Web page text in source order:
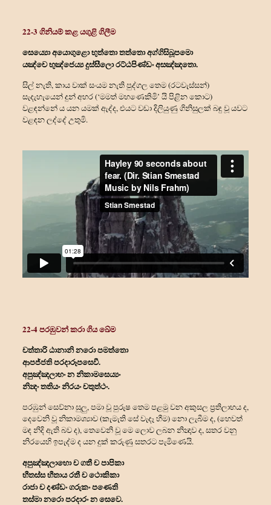
22-3 ගිනියම් කළ යගුළි ගිලීම
සෙය්‍යො අයොගුළො භුත්තො තත්තො අග්ගිසිඛූපමො
යඤ්චෙ භුඤ්ජෙය්‍ය දුස්සීලො රට්ඨපිණ්ඩං අසඤ්ඤතො.
සිල් නැති, කාය වාක් සංයම නැති පුද්ගල තෙම (රටවැස්සන්)
සැදැහැයෙන් දුන් අහර (‘මමත් මහණෙකිමි’ යි පිළින කොට)
වළඳන්නේ ය යන යමක් ඇද්ද, එයට වඩා දිලියුණු ගිනිසුලක් බඳු වූ යවට
වළඳන ලද්දේ උතුමි.
22-4 පරඹුවන් කරා ගිය ඛේම
චත්තාරි ඨානානි නරො පමත්තො
ආපජ්ජති පරදාරූපසෙවී.
අපුඤ්ඤලාභං න නිකාමසෙය්‍යං
නින්‍දං තතියං නිරයං චතුත්‍ථං.
පරඹුන් සෙව්නා සුලු, පමා වූ පුරුෂ තෙම පළමු වන අකුසල ප්‍රතිලාභය ද,
දෙවෙනි වූ නිකාමශ්‍යාව (කැමැති සේ වැදෑ හීම) නො ලැබීම ද, (හෙවත්
මඳ නිදි ඇති බව ද), තෙවෙනි වූ මෙ ලොව ලබන නින්‍දාව ද, සතර වනු
නිරයෙහි ඉපැද්ම ද යන දුක් කරුණු සතරට පැමිණෙයි.
අපුඤ්ඤලාභො ච ගතී ච පාපිකා
භීතස්ස භීතාය රතී ච ථොකිකා
රාජා ච දණ්ඩං ගරුකං පණෙති
තස්මා නරො පරදාරං න සෙවෙ.